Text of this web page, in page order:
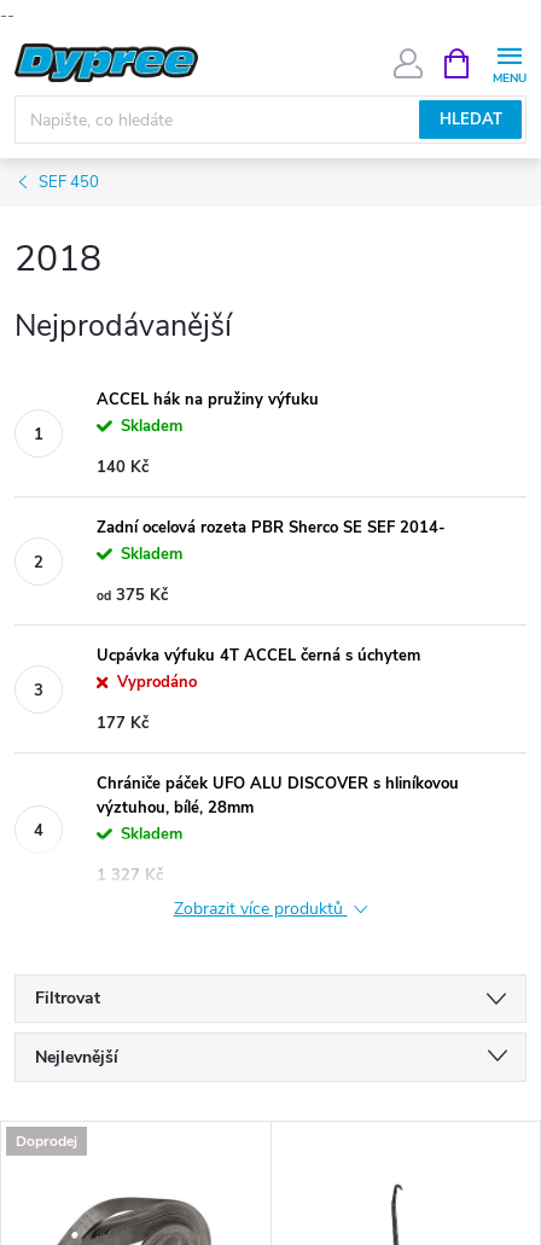
--
Přejít
na
obsah
HLEDAT
NÁKUPNÍ
KOŠÍK
SEF 450
2018
Nejprodávanější
ACCEL hák na pružiny výfuku
Skladem
140 Kč
Zadní ocelová rozeta PBR Sherco SE SEF 2014-
Skladem
od 375 Kč
Ucpávka výfuku 4T ACCEL černá s úchytem
Vyprodáno
177 Kč
Chrániče páček UFO ALU DISCOVER s hliníkovou
výztuhou, bílé, 28mm
Skladem
1 327 Kč
Zobrazit více produktů
Filtrovat
Ř
a
Nejlevnější
Nejprodávanější
Abecedně
V
Doprodej